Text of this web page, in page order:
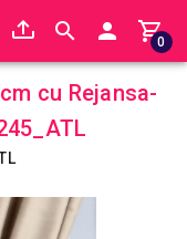
0
cu Rejansa-